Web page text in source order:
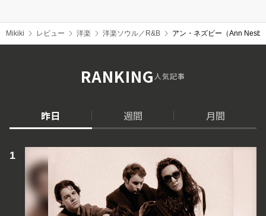
Mikiki レビュー 洋楽 洋楽ソウル／R&B アン・ネズビー（Ann
RANKING人気記事
昨日 週間 月間